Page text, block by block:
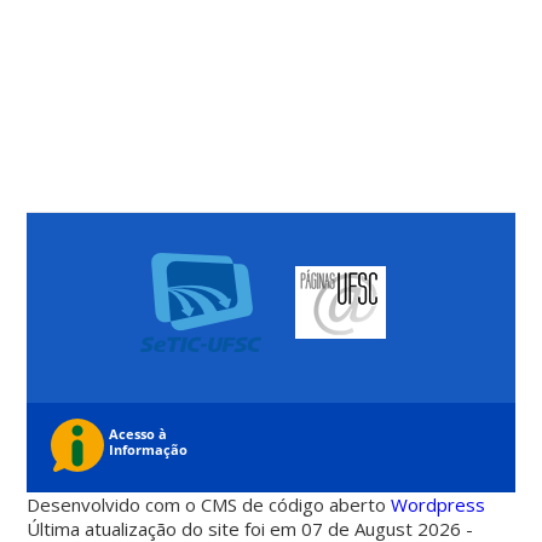
Desenvolvido com o CMS de código abertoWordpress
Última atualização do site foi em 07 de August 2026 -